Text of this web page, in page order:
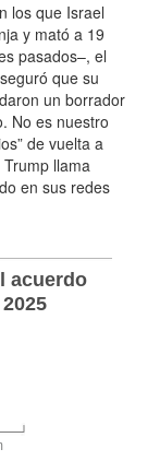
los que Israel
y mató a 19
pasados–, el
que su
un borrador
No es nuestro
de vuelta a
llama
en sus redes
acuerdo